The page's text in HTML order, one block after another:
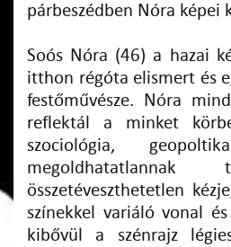
párbeszédben Nóra képei
Soós Nóra (46) a hazai
itthon régóta elismert és
festőművésze. Nóra
reflektál a minket
szociológia,
megoldhatatlannak
összetéveszthetetlen
színekkel variáló vonal
kibővül a szénrajz